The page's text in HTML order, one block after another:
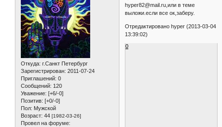
Откуда: г.Санкт Петербург
Зарегистрирован: 2011-07-24
Приглашений: 0
Сообщений: 120
Уважение: [+6/-0]
Позитив: [+0/-0]
Пол: Мужской
Возраст: 44 [1982-03-26]
Провел на форуме:
hyper82@mail.ru,или в теме
выложи.если все ок,заберу.
Отредактировано hyper (2013-03-04
13:39:02)
0